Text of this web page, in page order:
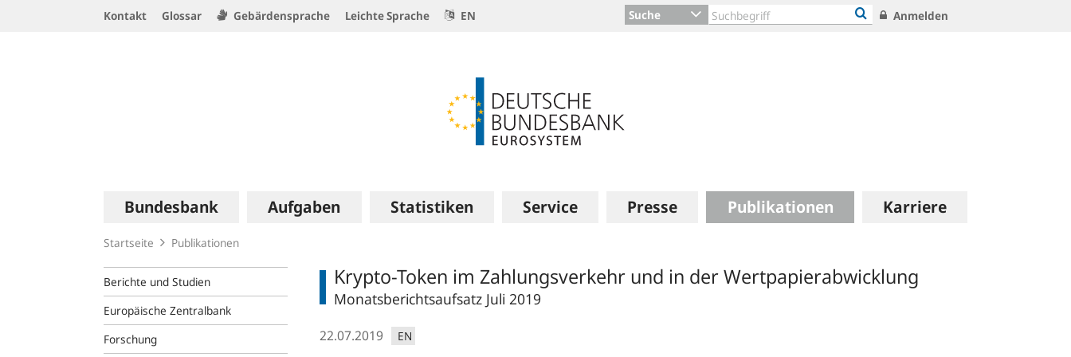
Kontakt Glossar Gebärdensprache Leichte Sprache EN Suche Anmelden
Hauptnavigation
Bundesbank Aufgaben Statistiken Service Presse Publikationen Karriere
Startseite Publikationen
Berichte und Studien
Europäische Zentralbank
Forschung
Krypto-Token im Zahlungsverkehr und in der Wertpapierabwicklung
Monatsberichtsaufsatz Juli 2019
22.07.2019 EN